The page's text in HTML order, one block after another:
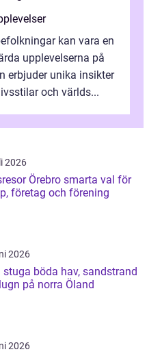
kan vara en
upplevelserna på
erbjuder unika insikter
och världs...
2026
Örebro smarta val för
företag och förening
2026
böda hav, sandstrand
på norra Öland
2026